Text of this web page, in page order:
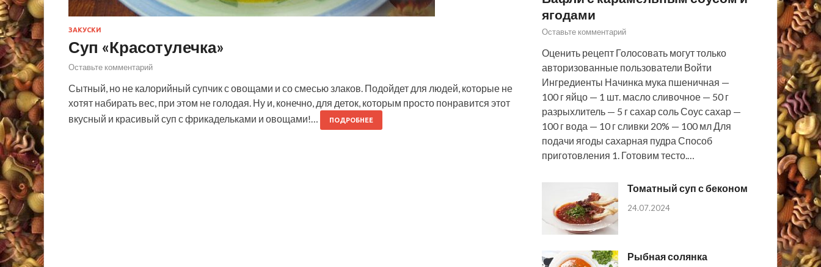
ЗАКУСКИ
Суп «Красотулечка»
Оставьте комментарий
Сытный, но не калорийный супчик с овощами и со смесью злаков. Подойдет для людей, которые не
хотят набирать вес, при этом не голодая. Ну и, конечно, для деток, которым просто понравится этот
вкусный и красивый суп с фрикадельками и овощами!…
ПОДРОБНЕЕ
ягодами
Оставьте комментарий
Оценить рецепт Голосовать могут только
авторизованные пользователи Войти
Ингредиенты Начинка мука пшеничная —
100 г яйцо — 1 шт. масло сливочное — 50 г
разрыхлитель — 5 г сахар соль Соус сахар —
100 г вода — 10 г сливки 20% — 100 мл Для
подачи ягоды сахарная пудра Способ
приготовления 1. Готовим тесто.…
Томатный суп с беконом
24.07.2024
Рыбная солянка